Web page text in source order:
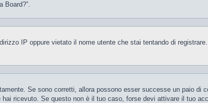
Board?”.
IP oppure vietato il nome utente che stai tentando di
Se sono corretti, allora possono esser successe un paio
ricevuto. Se questo non è il tuo caso, forse devi attivare il tuo